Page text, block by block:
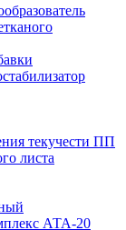
текучести ПП
листа
АТА-20